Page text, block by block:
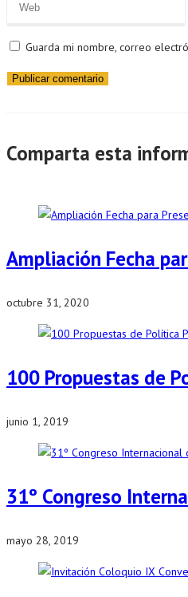
Guarda mi nombre, correo
Comparta esta
Ampliación Fecha
octubre 31, 2020
100 Propuestas de
junio 1, 2019
31º Congreso
mayo 28, 2019